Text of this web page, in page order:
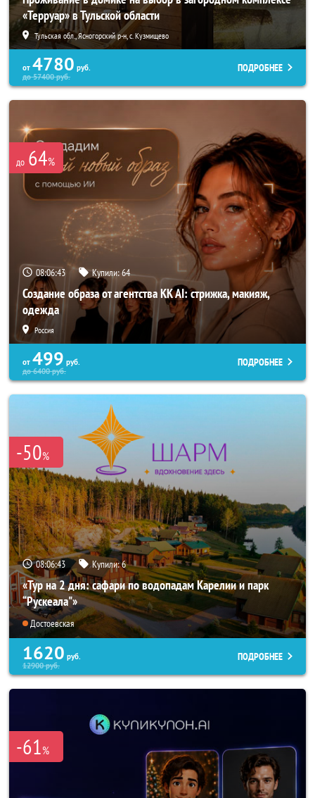
«Терруар» в Тульской области
Тульская обл., Ясногорский р-н, с. Кузмищево
от 4780 руб.
до57400руб.
ПОДРОБНЕЕ
до 64%
08:06:40 Купили:64
Создание образа от агентства KK AI: стрижка, макияж,
одежда
Россия
от 499 руб.
до6400руб.
ПОДРОБНЕЕ
-50%
08:06:40 Купили:6
«Тур на 2 дня: сафари по водопадам Карелии и парк
“Рускеала"»
Достоевская
1620 руб.
12900руб.
ПОДРОБНЕЕ
-61%